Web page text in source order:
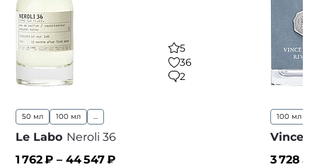
5
36
2
50 мл 100 мл
Le Labo Neroli 36
1 762₽ – 44 547₽
100 мл
Vince
3 728 ₽